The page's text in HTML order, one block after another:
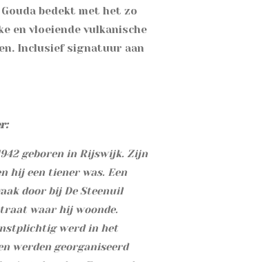
bedekt met het zo
en vloeiende vulkanische
Inclusief signatuur aan
geboren in Rijswijk. Zijn
hij een tiener was. Een
door bij De Steenuil
waar hij woonde.
werd in het
werden georganiseerd